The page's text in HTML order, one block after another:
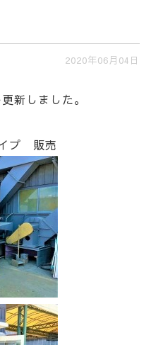
2020年06月04日
新しました。
プ 販売